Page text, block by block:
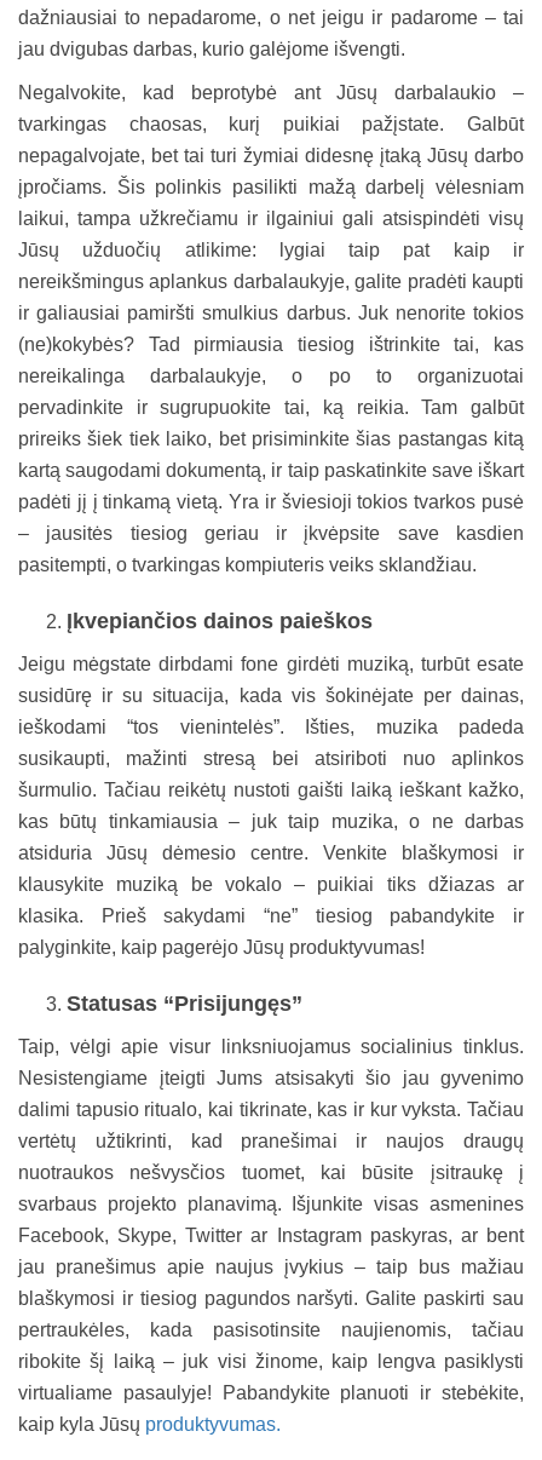
dažniausiai to nepadarome, o net jeigu ir padarome – tai
jau dvigubas darbas, kurio galėjome išvengti.
Negalvokite, kad beprotybė ant Jūsų darbalaukio –
tvarkingas chaosas, kurį puikiai pažįstate. Galbūt
nepagalvojate, bet tai turi žymiai didesnę įtaką Jūsų darbo
įpročiams. Šis polinkis pasilikti mažą darbelį vėlesniam
laikui, tampa užkrečiamu ir ilgainiui gali atsispindėti visų
Jūsų užduočių atlikime: lygiai taip pat kaip ir
nereikšmingus aplankus darbalaukyje, galite pradėti kaupti
ir galiausiai pamiršti smulkius darbus. Juk nenorite tokios
(ne)kokybės? Tad pirmiausia tiesiog ištrinkite tai, kas
nereikalinga darbalaukyje, o po to organizuotai
pervadinkite ir sugrupuokite tai, ką reikia. Tam galbūt
prireiks šiek tiek laiko, bet prisiminkite šias pastangas kitą
kartą saugodami dokumentą, ir taip paskatinkite save iškart
padėti jį į tinkamą vietą. Yra ir šviesioji tokios tvarkos pusė
– jausitės tiesiog geriau ir įkvėpsite save kasdien
pasitempti, o tvarkingas kompiuteris veiks sklandžiau.
Įkvepiančios dainos paieškos
Jeigu mėgstate dirbdami fone girdėti muziką, turbūt esate
susidūrę ir su situacija, kada vis šokinėjate per dainas,
ieškodami “tos vienintelės”. Išties, muzika padeda
susikaupti, mažinti stresą bei atsiriboti nuo aplinkos
šurmulio. Tačiau reikėtų nustoti gaišti laiką ieškant kažko,
kas būtų tinkamiausia – juk taip muzika, o ne darbas
atsiduria Jūsų dėmesio centre. Venkite blaškymosi ir
klausykite muziką be vokalo – puikiai tiks džiazas ar
klasika. Prieš sakydami “ne” tiesiog pabandykite ir
palyginkite, kaip pagerėjo Jūsų produktyvumas!
Statusas “Prisijungęs”
Taip, vėlgi apie visur linksniuojamus socialinius tinklus.
Nesistengiame įteigti Jums atsisakyti šio jau gyvenimo
dalimi tapusio ritualo, kai tikrinate, kas ir kur vyksta. Tačiau
vertėtų užtikrinti, kad pranešimai ir naujos draugų
nuotraukos nešvysčios tuomet, kai būsite įsitraukę į
svarbaus projekto planavimą. Išjunkite visas asmenines
Facebook, Skype, Twitter ar Instagram paskyras, ar bent
jau pranešimus apie naujus įvykius – taip bus mažiau
blaškymosi ir tiesiog pagundos naršyti. Galite paskirti sau
pertraukėles, kada pasisotinsite naujienomis, tačiau
ribokite šį laiką – juk visi žinome, kaip lengva pasiklysti
virtualiame pasaulyje! Pabandykite planuoti ir stebėkite,
kaip kyla Jūsų produktyvumas.